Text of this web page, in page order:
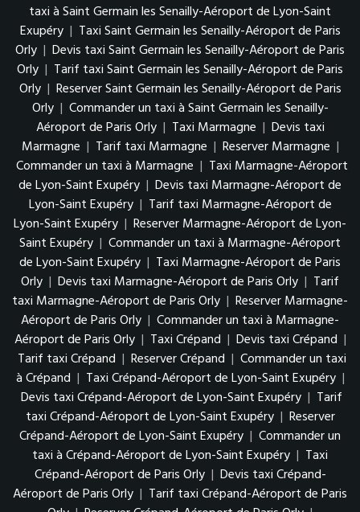
taxi à Saint Germain les Senailly-Aéroport de Lyon-Saint
Exupéry | Taxi Saint Germain les Senailly-Aéroport de Paris
Orly | Devis taxi Saint Germain les Senailly-Aéroport de Paris
Orly | Tarif taxi Saint Germain les Senailly-Aéroport de Paris
Orly | Reserver Saint Germain les Senailly-Aéroport de Paris
Orly | Commander un taxi à Saint Germain les Senailly-
Aéroport de Paris Orly | Taxi Marmagne | Devis taxi
Marmagne | Tarif taxi Marmagne | Reserver Marmagne |
Commander un taxi à Marmagne | Taxi Marmagne-Aéroport
de Lyon-Saint Exupéry | Devis taxi Marmagne-Aéroport de
Lyon-Saint Exupéry | Tarif taxi Marmagne-Aéroport de
Lyon-Saint Exupéry | Reserver Marmagne-Aéroport de Lyon-
Saint Exupéry | Commander un taxi à Marmagne-Aéroport
de Lyon-Saint Exupéry | Taxi Marmagne-Aéroport de Paris
Orly | Devis taxi Marmagne-Aéroport de Paris Orly | Tarif
taxi Marmagne-Aéroport de Paris Orly | Reserver Marmagne-
Aéroport de Paris Orly | Commander un taxi à Marmagne-
Aéroport de Paris Orly | Taxi Crépand | Devis taxi Crépand |
Tarif taxi Crépand | Reserver Crépand | Commander un taxi
à Crépand | Taxi Crépand-Aéroport de Lyon-Saint Exupéry |
Devis taxi Crépand-Aéroport de Lyon-Saint Exupéry | Tarif
taxi Crépand-Aéroport de Lyon-Saint Exupéry | Reserver
Crépand-Aéroport de Lyon-Saint Exupéry | Commander un
taxi à Crépand-Aéroport de Lyon-Saint Exupéry | Taxi
Crépand-Aéroport de Paris Orly | Devis taxi Crépand-
Aéroport de Paris Orly | Tarif taxi Crépand-Aéroport de Paris